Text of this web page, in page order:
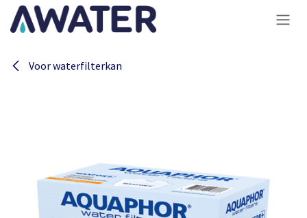
Overslaan naar inhoud
Voor waterfilterkan